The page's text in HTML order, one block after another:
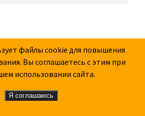
или Две тысячи лет
в 11:43 Вячеслав, что такое
файлы cookie для повышения
Вы соглашаетесь с этим при
использовании сайта.
Я соглашаюсь